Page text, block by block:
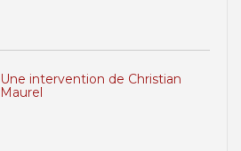
Une intervention de Christian
Maurel